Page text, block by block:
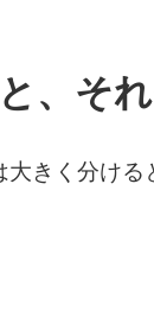
、そ
きく分ける